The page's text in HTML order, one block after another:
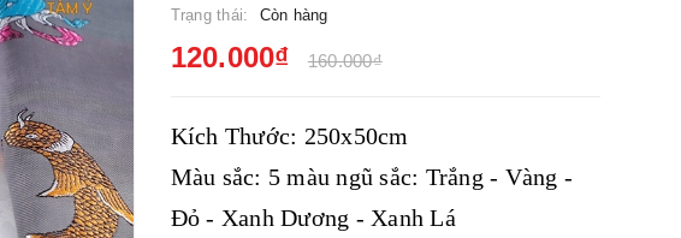
Trạng thái: Còn hàng
120.000₫ 160.000₫
Kích Thước: 250x50cm
Màu sắc: 5 màu ngũ sắc: Trắng - Vàng -
Đỏ - Xanh Dương - Xanh Lá